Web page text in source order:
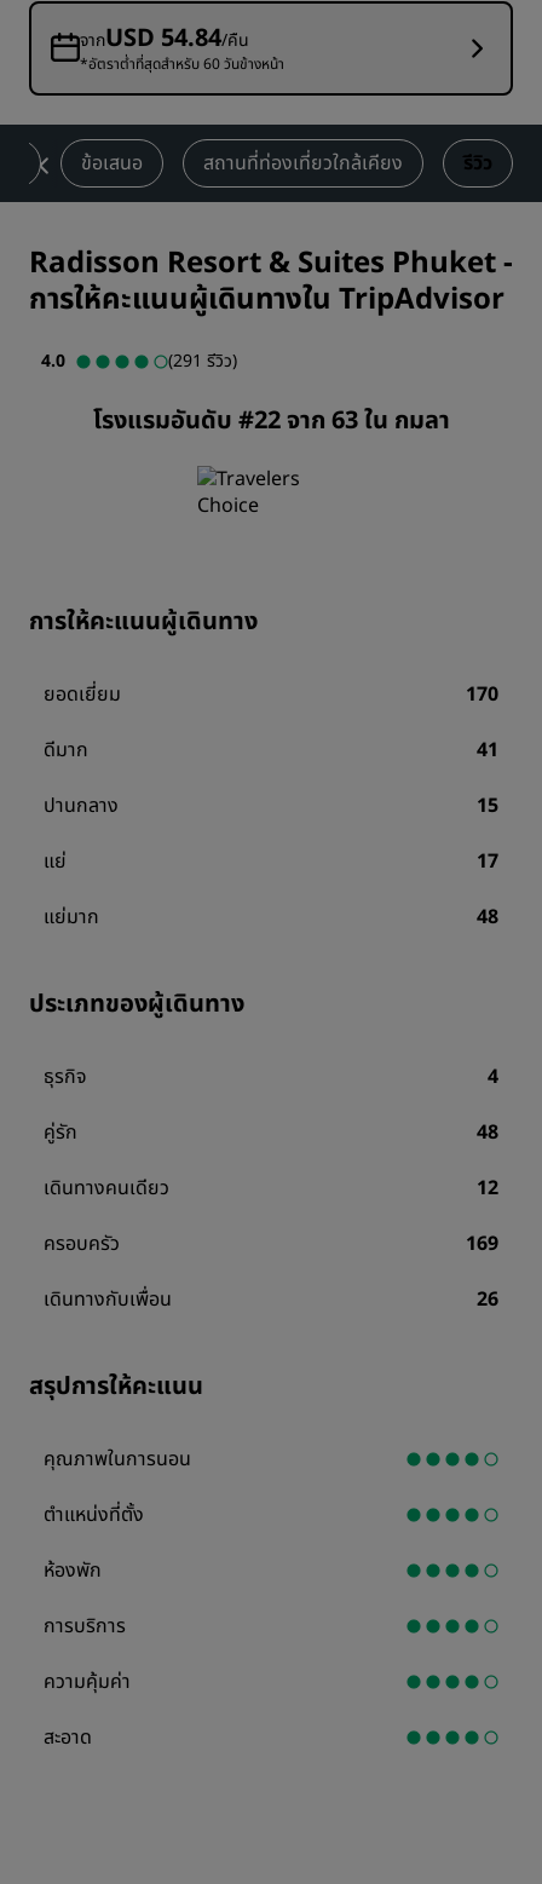
จากUSD 54.84/คืน
*อัตราต่ำที่สุดสำหรับ 60 วันข้างหน้า
ข้อเสนอ สถานที่ท่องเที่ยวใกล้เคียง รีวิว
Radisson Resort & Suites Phuket-
การให้คะแนนผู้เดินทางใน TripAdvisor
4.0 (291 รีวิว)
โรงแรมอันดับ #22 จาก 63 ใน กมลา
การให้คะแนนผู้เดินทาง
ยอดเยี่ยม
170
ดีมาก
41
ปานกลาง
15
แย่
17
แย่มาก
48
ประเภทของผู้เดินทาง
ธุรกิจ
4
คู่รัก
48
เดินทางคนเดียว
12
ครอบครัว
169
เดินทางกับเพื่อน
26
สรุปการให้คะแนน
คุณภาพในการนอน
ตำแหน่งที่ตั้ง
ห้องพัก
การบริการ
ความคุ้มค่า
สะอาด